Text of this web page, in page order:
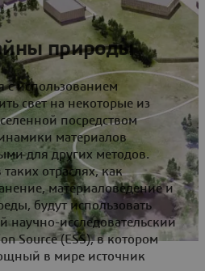
природы
с использованием
свет на некоторые из
посредством
материалов
для других методов.
отраслях, как
материаловедение и
будут использовать
исследовательский
Source (ESS), в котором
в мире источник